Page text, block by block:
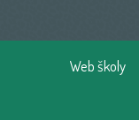
Web školy